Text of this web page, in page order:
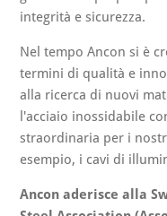
integrità e sicurezza.
Nel tempo Ancon si è
termini di qualità e
alla ricerca di nuovi
l'acciaio inossidabile
straordinaria per i
esempio, i cavi di
Ancon aderisce alla